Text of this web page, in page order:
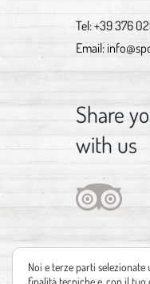
Tel:+39 376
Email:
Share
with us
Noi e terze parti
finalità tecniche e, con il tuo